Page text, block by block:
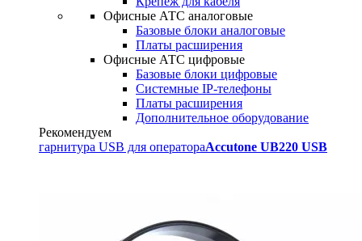
Офисные АТС аналоговые
Базовые блоки аналоговые
Платы расширения
Офисные АТС цифровые
Базовые блоки цифровые
Системные IP-телефоны
Платы расширения
Дополнительное оборудование
Рекомендуем
гарнитура USB для оператораAccutone UB220 USB